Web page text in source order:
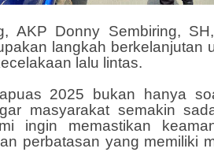
AKP Donny Sembiring,
langkah berkelanjutan
lalu lintas.
2025 bukan hanya
masyarakat semakin
ingin memastikan
perbatasan yang memiliki